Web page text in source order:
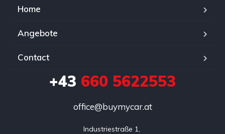
Home
Angebote
Contact
+43 660 5622553
office@buymycar.at
Industriestraße 1,